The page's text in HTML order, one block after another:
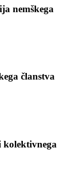
nemškega
članstva
kolektivnega